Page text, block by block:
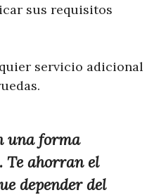
sus requisitos
servicio adicional
una forma
Te ahorran el
depender del